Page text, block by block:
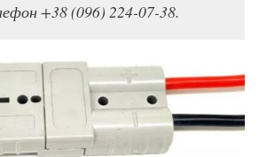
+38 (096) 224-07-38.